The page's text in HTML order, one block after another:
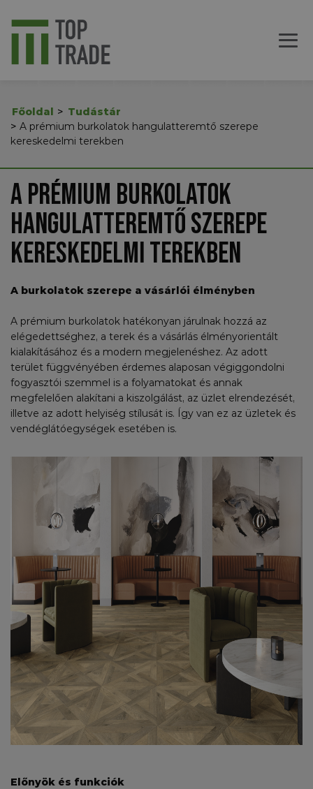
Főoldal
Tudástár
A prémium burkolatok hangulatteremtő szerepe
kereskedelmi terekben
A prémium burkolatok
hangulatteremtő szerepe
kereskedelmi terekben
A burkolatok szerepe a vásárlói élményben
A prémium burkolatok hatékonyan járulnak hozzá az
elégedettséghez, a terek és a vásárlás élményorientált
kialakításához és a modern megjelenéshez. Az adott
terület függvényében érdemes alaposan végiggondolni
fogyasztói szemmel is a folyamatokat és annak
megfelelően alakítani a kiszolgálást, az üzlet elrendezését,
illetve az adott helyiség stílusát is. Így van ez az üzletek és
vendéglátóegységek esetében is.
Előnyök és funkciók